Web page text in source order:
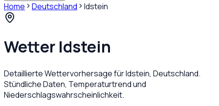
Home Deutschland Idstein
Wetter Idstein
Detaillierte Wettervorhersage fürIdstein, Deutschland.
Stündliche Daten, Temperaturtrend und
Niederschlagswahrscheinlichkeit.